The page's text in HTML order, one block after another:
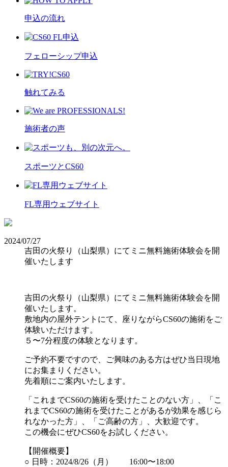
申込の流れ
フェローシップ申込
触れてみる
施術者の声
スポーツとCS60
FL専用ウェブサイト
2024/07/27
吉田の火祭り（山梨県）にてミニ無料施術体験会を開
催いたします
吉田の火祭り（山梨県）にてミニ無料施術体験会を開
催いたします。
敷地内の屋外テントにて、座りながらCS60の施術をご
体験いただけます。
５〜7分程度の体験となります。
ご予約不要ですので、ご興味のある方はぜひ当日現地
にお集まりください。
先着順にご案内いたします。
「これまでCS60の施術を受けたことのない方」、「こ
れまでCS60の施術を受けたことがあるが効果を感じら
れなかった方」、「ご高齢の方」、大歓迎です。
この機会にぜひCS60をお試しください。
【開催概要】
○ 日時：2024/8/26（月） 16:00〜18:00